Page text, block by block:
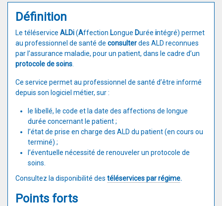
Définition
Le téléservice ALDi(Affection Longue Durée intégré) permet
au professionnel de santé de consulterdes ALD reconnues
par l’assurance maladie, pour un patient, dans le cadre d’un
protocole de soins
Ce service permet au professionnel de santé d’être informé
depuis son logiciel métier, sur :
le libellé, le code et la date des affections de longue
durée concernant le patient ;
l’état de prise en charge des ALD du patient (en cours ou
terminé) ;
l’éventuelle nécessité de renouveler un protocole de
soins.
​Consultez la disponibilité des téléservices par régime.
Points forts